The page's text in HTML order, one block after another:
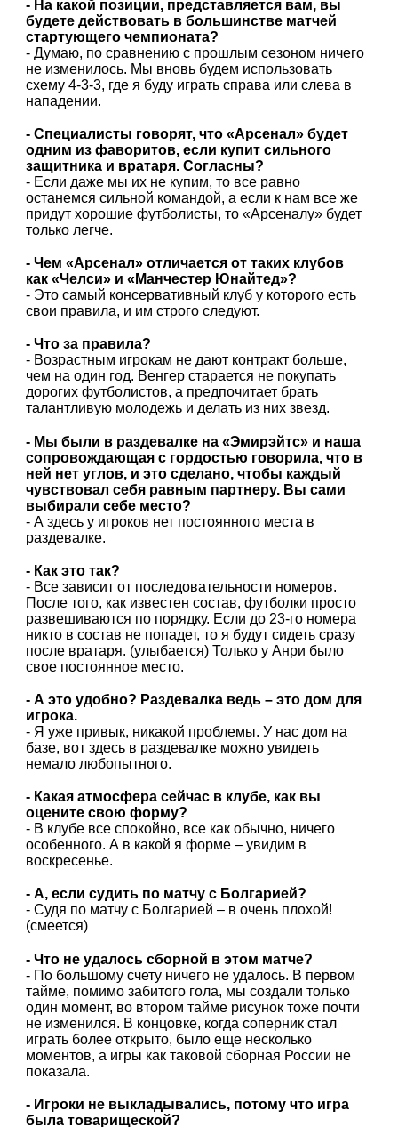
- На какой позиции, представляется вам, вы
будете действовать в большинстве матчей
стартующего чемпионата?
- Думаю, по сравнению с прошлым сезоном ничего
не изменилось. Мы вновь будем использовать
схему 4-3-3, где я буду играть справа или слева в
нападении.
- Специалисты говорят, что «Арсенал» будет
одним из фаворитов, если купит сильного
защитника и вратаря. Согласны?
- Если даже мы их не купим, то все равно
останемся сильной командой, а если к нам все же
придут хорошие футболисты, то «Арсеналу» будет
только легче.
- Чем «Арсенал» отличается от таких клубов
как «Челси» и «Манчестер Юнайтед»?
- Это самый консервативный клуб у которого есть
свои правила, и им строго следуют.
- Что за правила?
- Возрастным игрокам не дают контракт больше,
чем на один год. Венгер старается не покупать
дорогих футболистов, а предпочитает брать
талантливую молодежь и делать из них звезд.
- Мы были в раздевалке на «Эмирэйтс» и наша
сопровождающая с гордостью говорила, что в
ней нет углов, и это сделано, чтобы каждый
чувствовал себя равным партнеру. Вы сами
выбирали себе место?
- А здесь у игроков нет постоянного места в
раздевалке.
- Как это так?
- Все зависит от последовательности номеров.
После того, как известен состав, футболки просто
развешиваются по порядку. Если до 23-го номера
никто в состав не попадет, то я будут сидеть сразу
после вратаря. (улыбается) Только у Анри было
свое постоянное место.
- А это удобно? Раздевалка ведь – это дом для
игрока.
- Я уже привык, никакой проблемы. У нас дом на
базе, вот здесь в раздевалке можно увидеть
немало любопытного.
- Какая атмосфера сейчас в клубе, как вы
оцените свою форму?
- В клубе все спокойно, все как обычно, ничего
особенного. А в какой я форме – увидим в
воскресенье.
- А, если судить по матчу с Болгарией?
- Судя по матчу с Болгарией – в очень плохой!
(смеется)
- Что не удалось сборной в этом матче?
- По большому счету ничего не удалось. В первом
тайме, помимо забитого гола, мы создали только
один момент, во втором тайме рисунок тоже почти
не изменился. В концовке, когда соперник стал
играть более открыто, было еще несколько
моментов, а игры как таковой сборная России не
показала.
- Игроки не выкладывались, потому что игра
была товарищеской?